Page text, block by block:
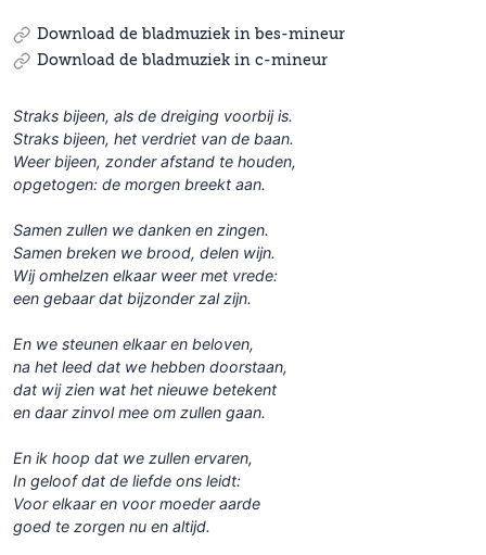
Download de bladmuziek in bes-mineur
Download de bladmuziek in c-mineur
Straks bijeen, als de dreiging voorbij is.
Straks bijeen, het verdriet van de baan.
Weer bijeen, zonder afstand te houden,
opgetogen: de morgen breekt aan.
Samen zullen we danken en zingen.
Samen breken we brood, delen wijn.
Wij omhelzen elkaar weer met vrede:
een gebaar dat bijzonder zal zijn.
En we steunen elkaar en beloven,
na het leed dat we hebben doorstaan,
dat wij zien wat het nieuwe betekent
en daar zinvol mee om zullen gaan.
En ik hoop dat we zullen ervaren,
In geloof dat de liefde ons leidt:
Voor elkaar en voor moeder aarde
goed te zorgen nu en altijd.